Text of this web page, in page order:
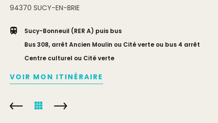
94370 SUCY-EN-BRIE
Sucy-Bonneuil (RER A) puis bus
Bus 308, arrêt Ancien Moulin ou Cité verte ou bus 4 arrêt
Centre culturel ou Cité verte
VOIR MON ITINÉRAIRE